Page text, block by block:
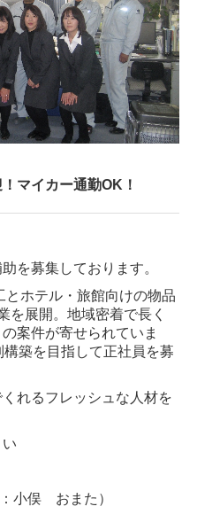
マイカー通勤OK！
を募集しております。
ホテル・旅館向けの物品
を展開。地域密着で長く
案件が寄せられていま
築を目指して正社員を募
れるフレッシュな人材を
小俣 おまた）